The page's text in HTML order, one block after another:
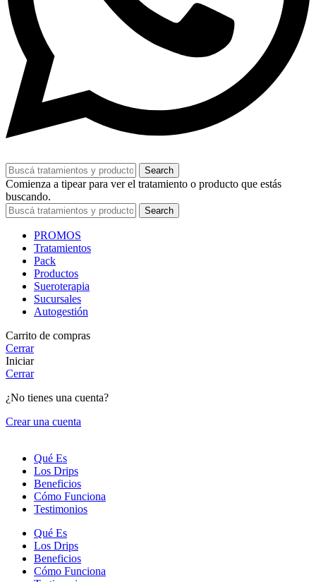
Search
Comienza a tipear para ver el tratamiento o producto que estás
buscando.
Search
PROMOS
Tratamientos
Pack
Productos
Sueroterapia
Sucursales
Autogestión
Carrito de compras
Cerrar
Iniciar
Cerrar
¿No tienes una cuenta?
Crear una cuenta
Qué Es
Los Drips
Beneficios
Cómo Funciona
Testimonios
Qué Es
Los Drips
Beneficios
Cómo Funciona